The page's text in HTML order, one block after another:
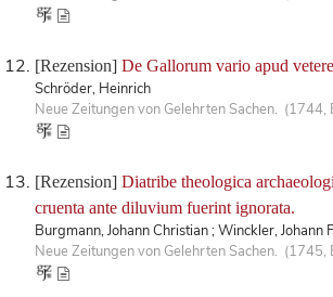
[Rezension] De Gallorum vario apud
Schröder, Heinrich
Neue Zeitungen von Gelehrten Sachen. (1744,
[Rezension] Diatribe theologica
cruenta ante diluvium fuerint ignorata.
Burgmann, Johann Christian ; Winckler, Johann
Neue Zeitungen von Gelehrten Sachen. (1745,